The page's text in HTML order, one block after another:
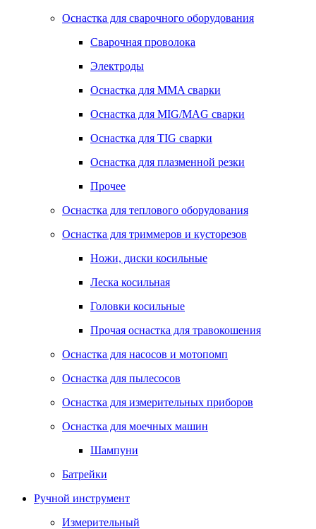
Оснастка для сварочного оборудования
Сварочная проволока
Электроды
Оснастка для MMA сварки
Оснастка для MIG/MAG сварки
Оснастка для TIG сварки
Оснастка для плазменной резки
Прочее
Оснастка для теплового оборудования
Оснастка для триммеров и кусторезов
Ножи, диски косильные
Леска косильная
Головки косильные
Прочая оснастка для травокошения
Оснастка для насосов и мотопомп
Оснастка для пылесосов
Оснастка для измерительных приборов
Оснастка для моечных машин
Шампуни
Батрейки
Ручной инструмент
Измерительный